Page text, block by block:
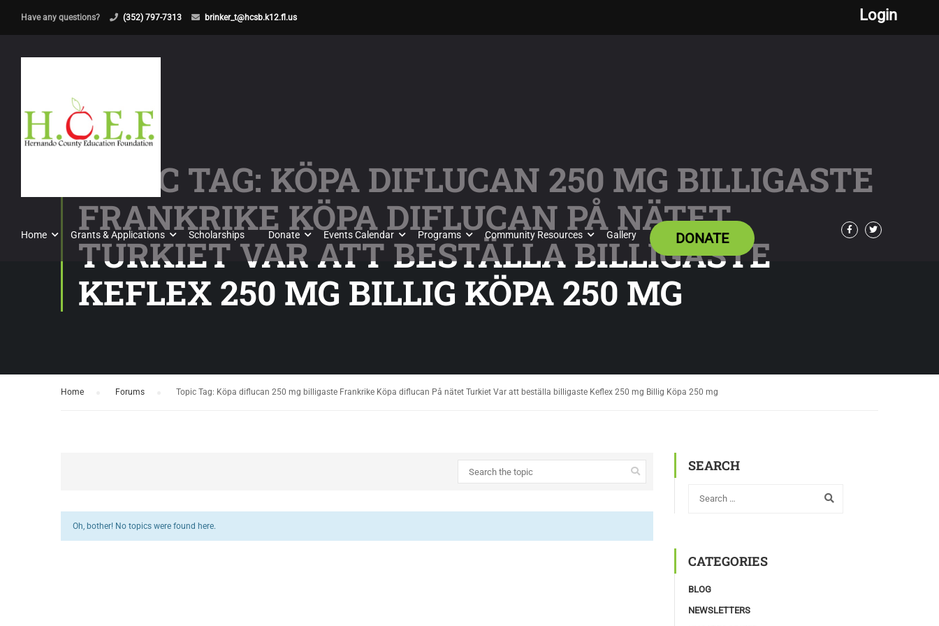
Have any questions? (352) 797-7313 brinker_t@hcsb.k12.fl.us Login
Home Grants & Applications Scholarships Donate Events Calendar Programs Community Resources Gallery DONATE
TOPIC TAG: KÖPA DIFLUCAN 250 MG BILLIGASTE
FRANKRIKE KÖPA DIFLUCAN PÅ NÄTET
TURKIET VAR ATT BESTÄLLA BILLIGASTE
KEFLEX 250 MG BILLIG KÖPA 250 MG
Home Forums Topic Tag: Köpa diflucan 250 mg billigaste Frankrike Köpa diflucan På nätet Turkiet Var att beställa billigaste Keflex 250 mg Billig Köpa 250 mg
Oh, bother! No topics were found here.
SEARCH
CATEGORIES
BLOG
NEWSLETTERS